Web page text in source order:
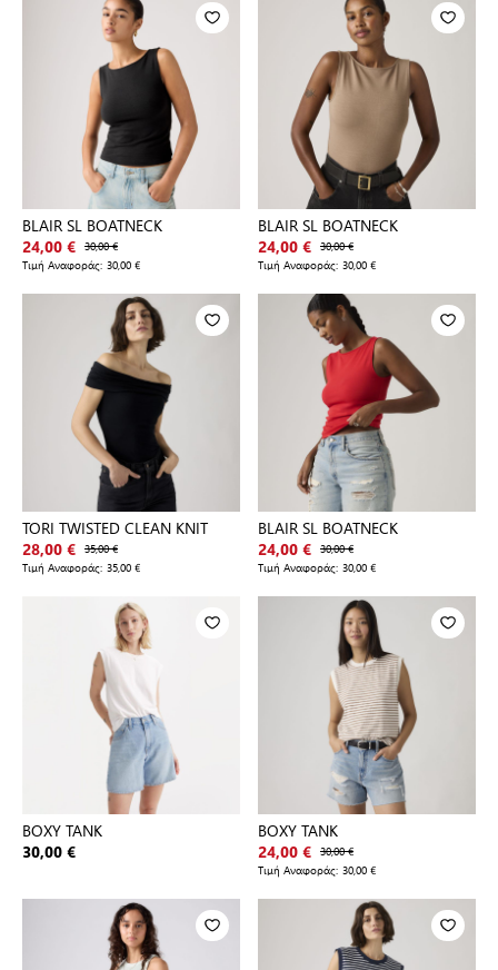
BLAIR SL BOATNECK
24,00 € 30,00 €
Τιμή Αναφοράς: 30,00 €
BLAIR SL BOATNECK
24,00 € 30,00 €
Τιμή Αναφοράς: 30,00 €
TORI TWISTED CLEAN KNIT
28,00 € 35,00 €
Τιμή Αναφοράς: 35,00 €
BLAIR SL BOATNECK
24,00 € 30,00 €
Τιμή Αναφοράς: 30,00 €
BOXY TANK
30,00 €
BOXY TANK
24,00 € 30,00 €
Τιμή Αναφοράς: 30,00 €